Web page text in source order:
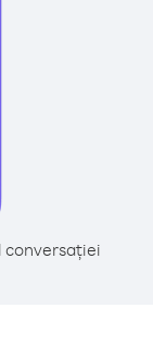
conversației